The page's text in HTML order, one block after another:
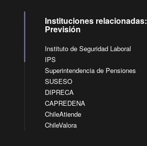
Instituciones relacionadas:
Previsión
Instituto de Seguridad Laboral
IPS
Superintendencia de Pensiones
SUSESO
DIPRECA
CAPREDENA
ChileAtiende
ChileValora